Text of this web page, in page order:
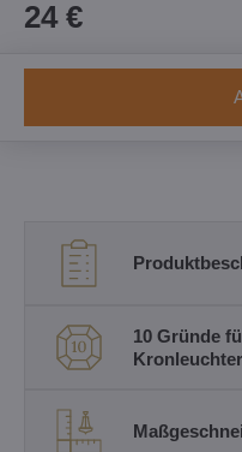
24 €
10 Gründe